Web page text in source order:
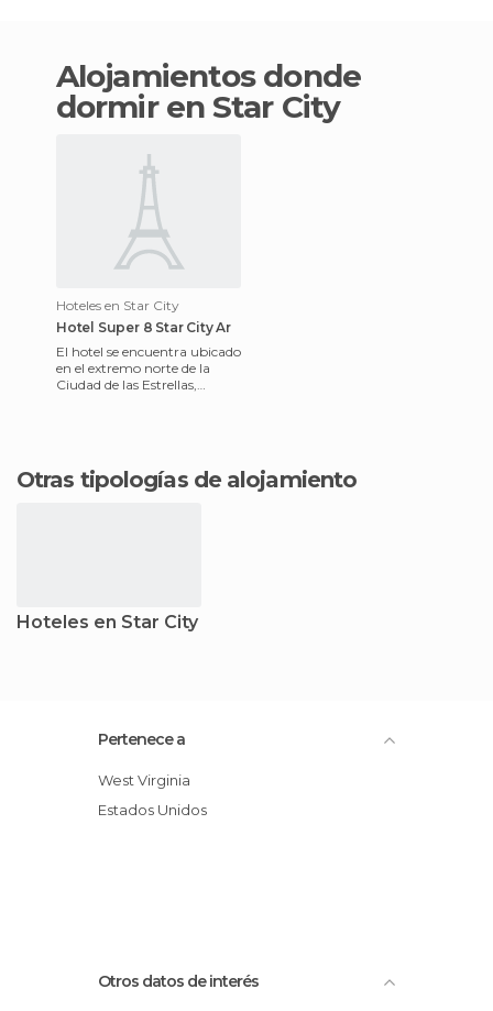
Alojamientos donde
dormir en Star City
Hoteles en Star City
Hotel Super 8 Star City Ar
El hotel se encuentra ubicado
en el extremo norte de la
Ciudad de las Estrellas,
Otras tipologías de alojamiento
Hoteles en Star City
Pertenece a
West Virginia
Estados Unidos
Otros datos de interés